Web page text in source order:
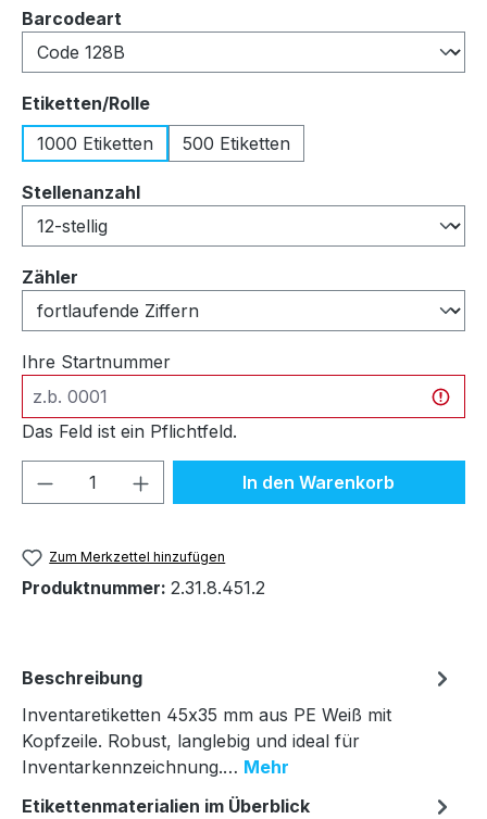
Barcodeart
Etiketten/Rolleauswählen
1000 Etiketten
500 Etiketten
Stellenanzahlauswählen
Zähler
Ihre Startnummer
Das Feld ist ein Pflichtfeld.
Produkt Anzahl: Gib denIn den Warenkorb
Zum Merkzettel hinzufügen
Produktnummer: 2.31.8.451.2
Beschreibung
Inventaretiketten 45x35 mm aus PE Weiß mit
Kopfzeile. Robust, langlebig und ideal für
Inventarkennzeichnung.… Mehr
Etikettenmaterialien im Überblick